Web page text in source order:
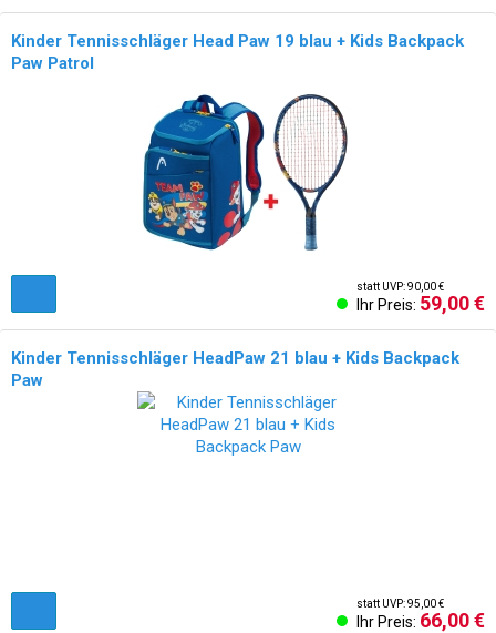
Kinder Tennisschläger Head Paw 19 blau + Kids Backpack
Paw Patrol
statt UVP: 90,00 €
Ihr Preis: 59,00 €
Kinder Tennisschläger HeadPaw 21 blau + Kids Backpack
Paw
statt UVP: 95,00 €
Ihr Preis: 66,00 €